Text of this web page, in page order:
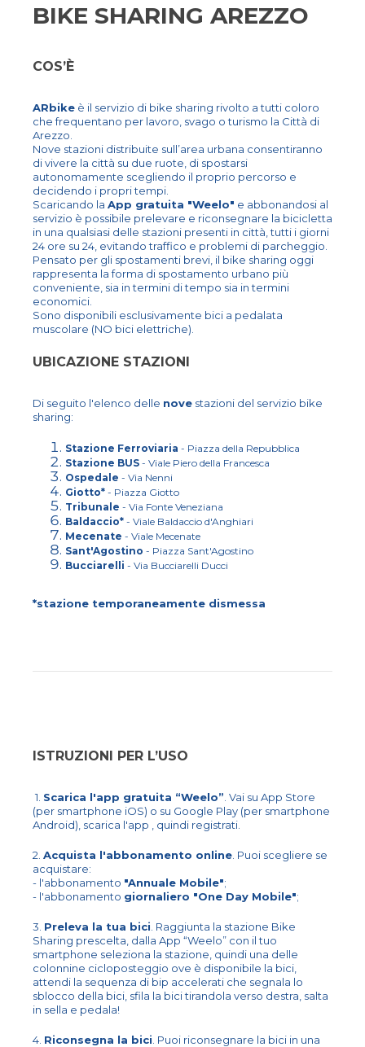
BIKE SHARING AREZZO
COS’È
ARbike è il servizio di bike sharing rivolto a tutti coloro
che frequentano per lavoro, svago o turismo la Città di
Arezzo.
Nove stazioni distribuite sull’area urbana consentiranno
di vivere la città su due ruote, di spostarsi
autonomamente scegliendo il proprio percorso e
decidendo i propri tempi.
Scaricando la App gratuita "Weelo" e abbonandosi al
servizio è possibile prelevare e riconsegnare la bicicletta
in una qualsiasi delle stazioni presenti in città, tutti i giorni
24 ore su 24, evitando traffico e problemi di parcheggio.
Pensato per gli spostamenti brevi, il bike sharing oggi
rappresenta la forma di spostamento urbano più
conveniente, sia in termini di tempo sia in termini
economici.
Sono disponibili esclusivamente bici a pedalata
muscolare (NO bici elettriche).
UBICAZIONE STAZIONI
Di seguito l'elenco delle nove stazioni del servizio bike
sharing:
Stazione Ferroviaria - Piazza della Repubblica
Stazione BUS - Viale Piero della Francesca
Ospedale - Via Nenni
Giotto* - Piazza Giotto
Tribunale - Via Fonte Veneziana
Baldaccio* - Viale Baldaccio d'Anghiari
Mecenate - Viale Mecenate
Sant'Agostino - Piazza Sant'Agostino
Bucciarelli - Via Bucciarelli Ducci
*stazione temporaneamente dismessa
ISTRUZIONI PER L’USO
1. Scarica l'app gratuita “Weelo” . Vai su App Store
(per smartphone iOS) o su Google Play (per smartphone
Android), scarica l'app , quindi registrati.
2. Acquista l'abbonamento online . Puoi scegliere se
acquistare:
- l'abbonamento "Annuale Mobile";
- l'abbonamento giornaliero "One Day Mobile";
3. Preleva la tua bici . Raggiunta la stazione Bike
Sharing prescelta, dalla App “Weelo” con il tuo
smartphone seleziona la stazione, quindi una delle
colonnine cicloposteggio ove è disponibile la bici,
attendi la sequenza di bip accelerati che segnala lo
sblocco della bici, sfila la bici tirandola verso destra, salta
in sella e pedala!
4. Riconsegna la bici . Puoi riconsegnare la bici in una